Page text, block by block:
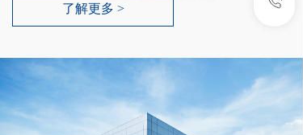
了解更多 >